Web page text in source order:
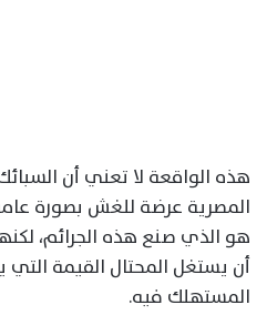
هذه الواقعة لا تعني أن
المصرية عرضة للغش بصورة
هو الذي صنع هذه الجرائم،
أن يستغل المحتال القيمة
المستهلك فيه.